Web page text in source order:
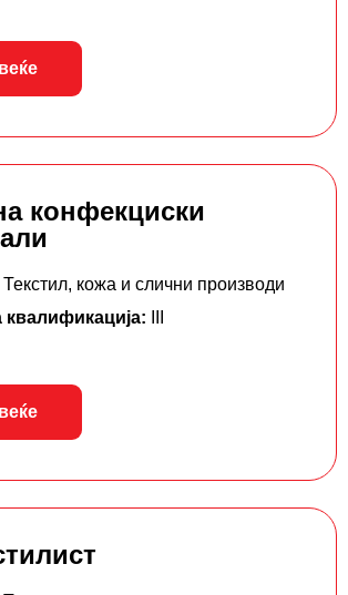
конфекциски
Текстил, кожа и слични производи
квалификација: